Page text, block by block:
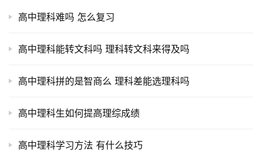
高中理科难吗 怎么复习
高中理科能转文科吗 理科转文科来得及吗
高中理科拼的是智商么 理科差能选理科吗
高中理科生如何提高理综成绩
高中理科学习方法 有什么技巧